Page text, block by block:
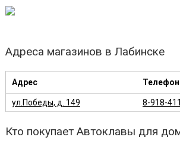
Адреса магазинов в Лабинске
Адрес Телефон
ул.Победы, д. 149 8-918-
Кто покупает Автоклавы для